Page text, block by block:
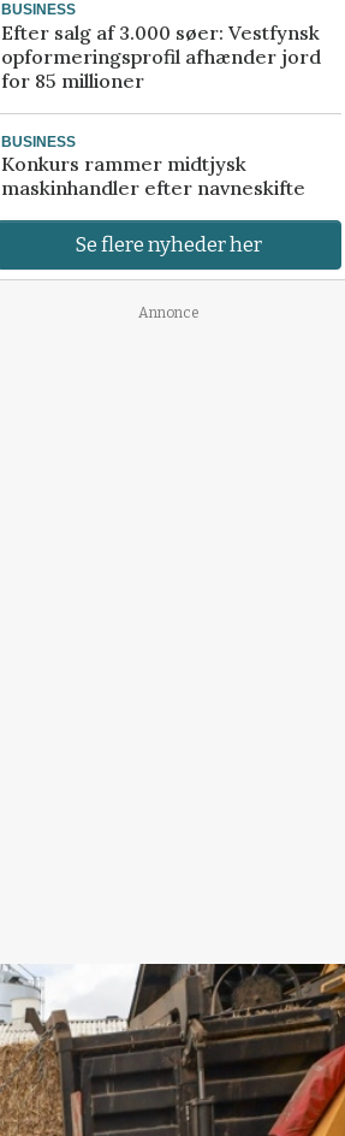
BUSINESS
Efter salg af 3.000 søer: Vestfynsk
opformeringsprofil afhænder jord
for 85 millioner
BUSINESS
Konkurs rammer midtjysk
maskinhandler efter navneskifte
Se flere nyheder her
Annonce